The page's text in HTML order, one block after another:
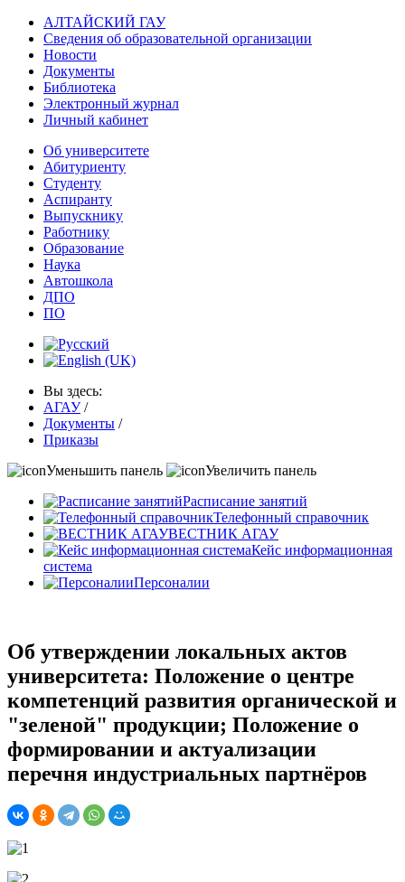
АЛТАЙСКИЙ ГАУ
Сведения об образовательной организации
Новости
Документы
Библиотека
Электронный журнал
Личный кабинет
Об университете
Абитуриенту
Студенту
Аспиранту
Выпускнику
Работнику
Образование
Наука
Автошкола
ДПО
ПО
Вы здесь:
АГАУ /
Документы /
Приказы
Уменьшить панель
Увеличить панель
Расписание занятий
Телефонный справочник
ВЕСТНИК АГАУ
Кейс информационная
система
Персоналии
Об утверждении локальных актов
университета: Положение о центре
компетенций развития органической и
"зеленой" продукции; Положение о
формировании и актуализации
перечня индустриальных партнёров